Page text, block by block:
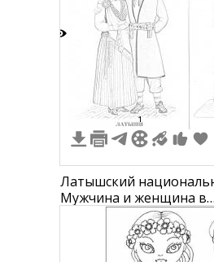
1
Латышский
Мужчина и женщина в
традиционной
шляпе, длинном пальто
женщина в головном